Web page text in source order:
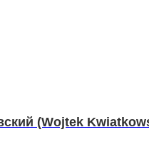
(Wojtek